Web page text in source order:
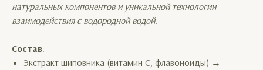
натуральных компонентов и уникальной технологии
взаимодействия с водородной водой.
Состав:
Экстракт шиповника (витамин С, флавоноиды) →